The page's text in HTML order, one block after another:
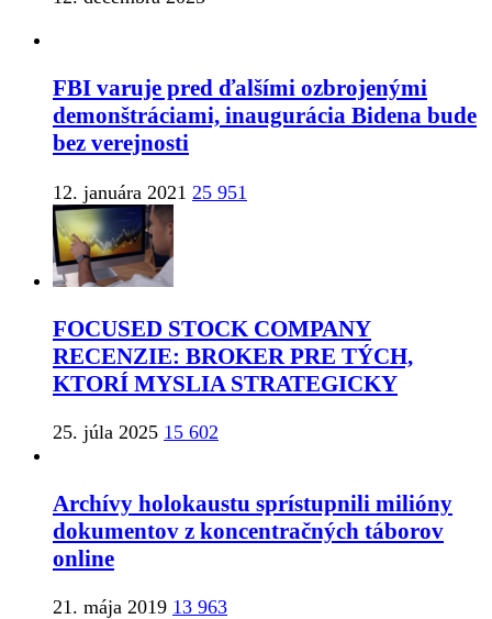
FBI varuje pred ďalšími ozbrojenými
demonštráciami, inaugurácia Bidena bude
bez verejnosti
12. januára 2021 25 951
FOCUSED STOCK COMPANY
RECENZIE: BROKER PRE TÝCH,
KTORÍ MYSLIA STRATEGICKY
25. júla 2025 15 602
Archívy holokaustu sprístupnili milióny
dokumentov z koncentračných táborov
online
21. mája 2019 13 963